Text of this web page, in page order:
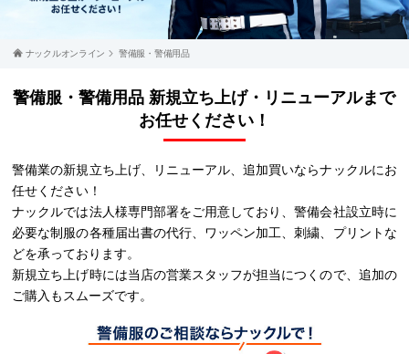
ナックルオンライン 警備服・警備用品
警備服・警備用品 新規立ち上げ・リニューアルまで
お任せください！
警備業の新規立ち上げ、リニューアル、追加買いならナックルにお
任せください！
ナックルでは法人様専門部署をご用意しており、警備会社設立時に
必要な制服の各種届出書の代行、ワッペン加工、刺繍、プリントな
どを承っております。
新規立ち上げ時には当店の営業スタッフが担当につくので、追加の
ご購入もスムーズです。